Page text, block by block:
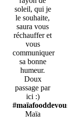
soleil, qui je
le souhaite,
saura vous
réchauffer et
vous
communiquer
sa bonne
humeur.
Doux
passage par
ici :)
#maïafooddevous
Maïa